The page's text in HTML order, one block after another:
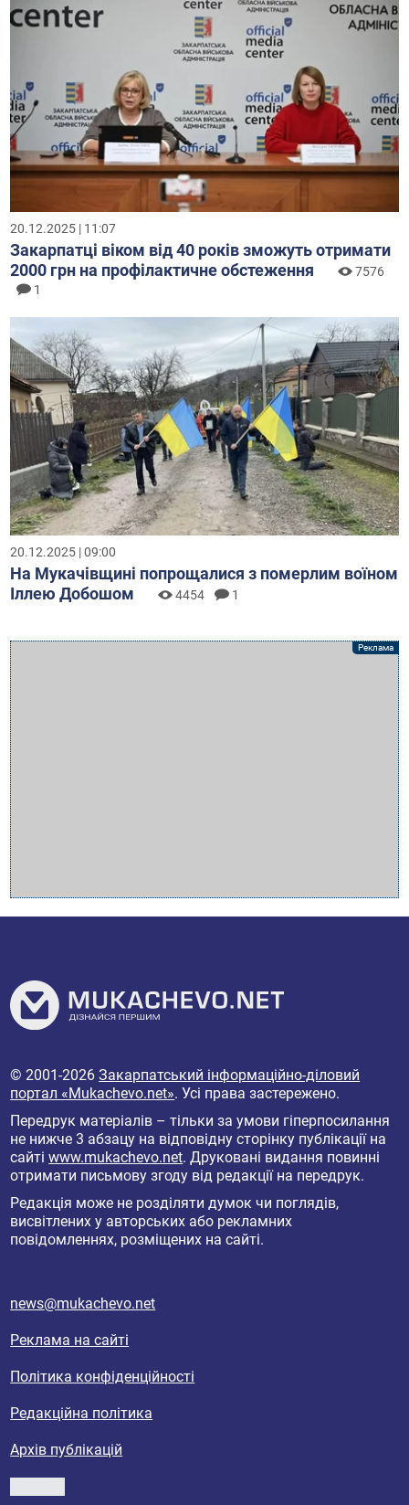
20.12.2025 | 11:07
Закарпатці віком від 40 років зможуть отримати
2000 грн на профілактичне обстеження
7576
1
20.12.2025 | 09:00
На Мукачівщині попрощалися з померлим воїном
Іллею Добошом
4454 1
© 2001-2026Закарпатський інформаційно-діловий
портал «Mukachevo.net». Усі права застережено.
Передрук матеріалів – тільки за умови гіперпосилання
не нижче 3 абзацу на відповідну сторінку публікації на
сайтіwww.mukachevo.net. Друковані видання повинні
отримати письмову згоду від редакції на передрук.
Редакція може не розділяти думок чи поглядів,
висвітлених у авторських або рекламних
повідомленнях, розміщених на сайті.
news@mukachevo.net
Реклама на сайті
Політика конфіденційності
Редакційна політика
Архів публікацій